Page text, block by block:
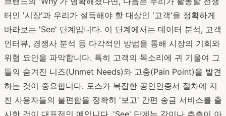
터인 '시장'과 우리가 설득해야 할 대상인 '고객'을 정확하게
바라보는 'See' 단계입니다. 이 단계에서는 데이터 분석, 고객
인터뷰, 경쟁사 분석 등 다각적인 방법을 통해 시장의 기회와
위협 요인을 파악합니다. 특히 고객의 목소리에 귀 기울여 그
들의 숨겨진 니즈(Unmet Needs)와 고충(Pain Point)을 발견
하는 것이 중요합니다. 토스가 복잡한 공인인증서 절차에 지
친 사용자들의 불편함을 정확히 '보고' 간편 송금 서비스를 출